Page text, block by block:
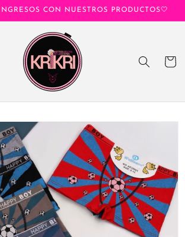
CON NUESTROS PRODUCTOS🤍
Carrito